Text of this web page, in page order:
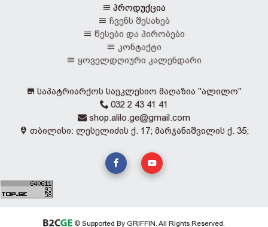
პროდუქცია
ჩვენს შესახებ
წესები და პირობები
კონტაქტი
ყოველდღიური კალენდარი
საპატრიარქოს საეკლესიო მაღაზია "ალილო"
032 2 43 41 41
shop.alilo.ge@gmail.com
თბილისი: ლესელიძის ქ. 17; მარჯანიშვილის ქ. 35;
© Supported By GRIFFIN. All Rights Reserved.